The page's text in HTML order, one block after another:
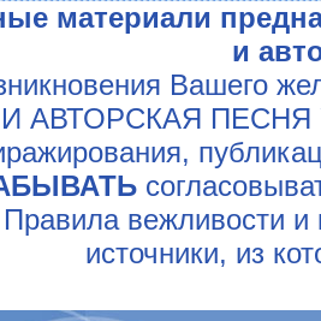
материали
и
Вашего
АВТОРСКАЯ ПЕСНЯ
вежливости и
источники, из